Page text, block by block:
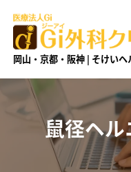
岡山・京都・阪神 | そけい
鼠径ヘ